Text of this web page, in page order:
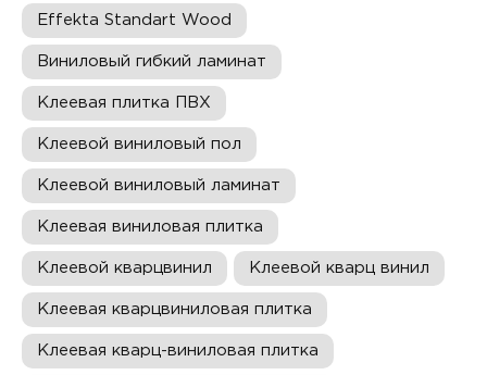
Effekta Standart Wood
Виниловый гибкий ламинат
Клеевая плитка ПВХ
Клеевой виниловый пол
Клеевой виниловый ламинат
Клеевая виниловая плитка
Клеевой кварцвинил Клеевой кварц винил
Клеевая кварцвиниловая плитка
Клеевая кварц-виниловая плитка